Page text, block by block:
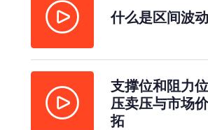
什么是区间波
支撑位和阻力
压卖压与市场
拓